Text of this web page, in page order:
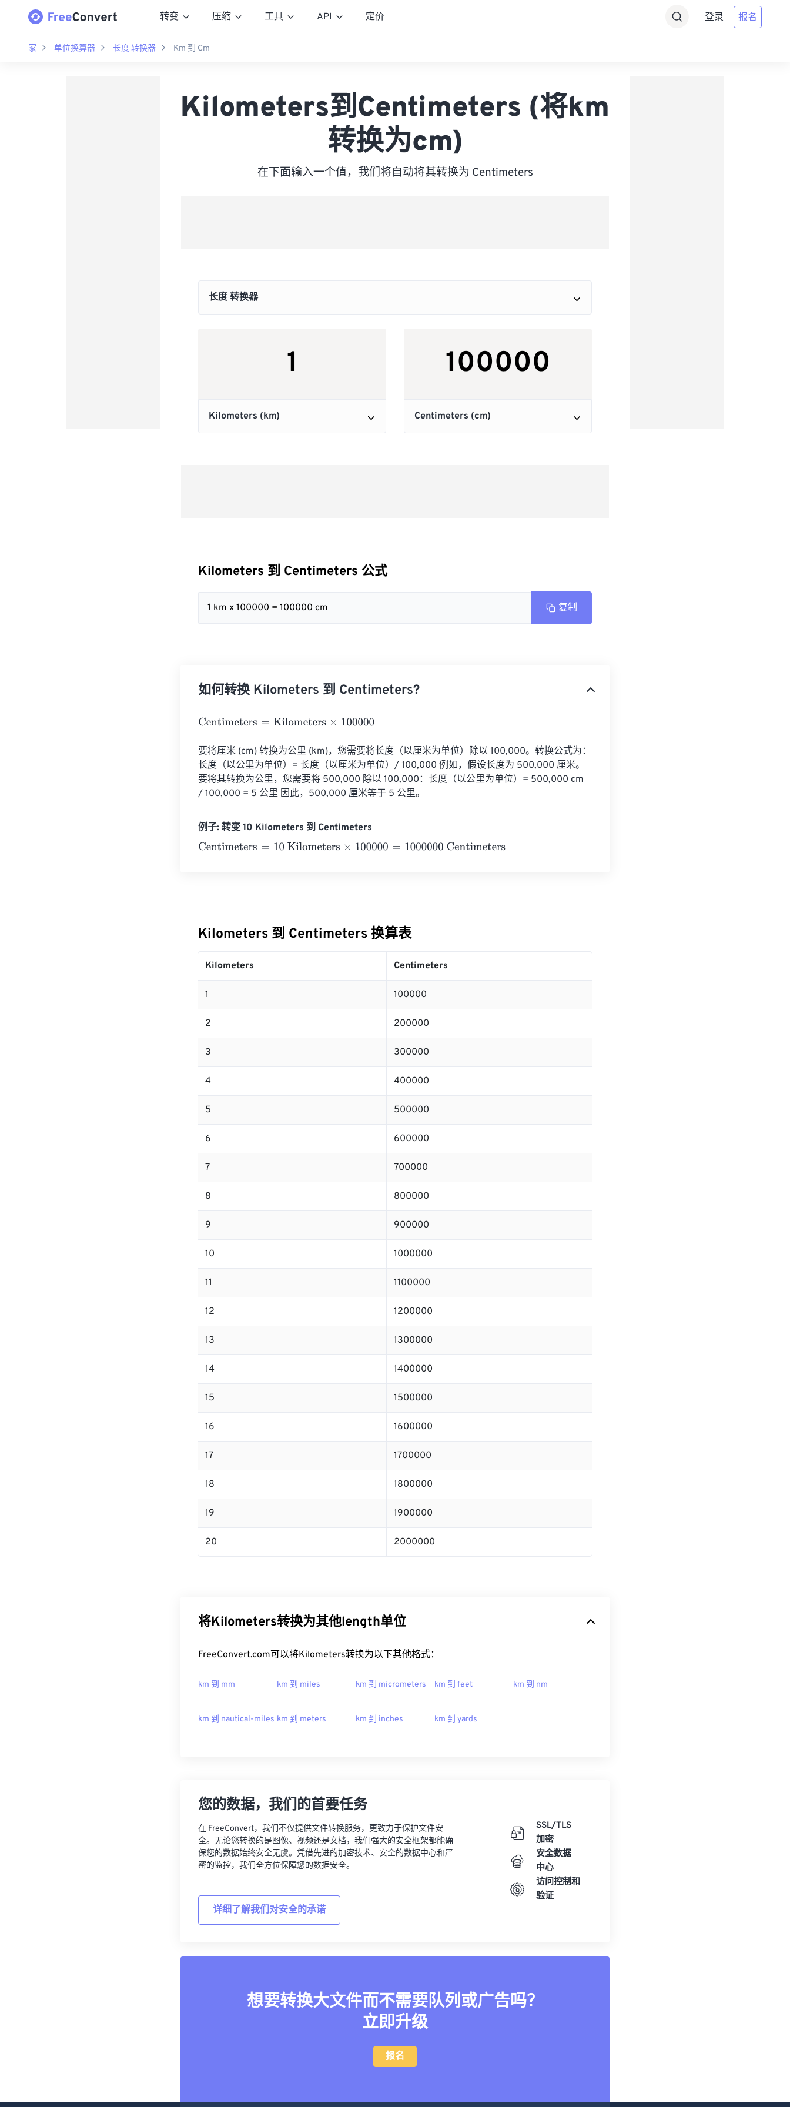
转变 压缩 工具 API 定价 登录 报名
家 单位换算器 长度 转换器 Km 到 Cm
Kilometers到Centimeters (将km
转换为cm)
在下面输入一个值，我们将自动将其转换为 Centimeters
Kilometers 到 Centimeters 公式
1 km x 100000 = 100000 cm 复制
如何转换 Kilometers 到 Centimeters?
Centimeters= Kilometers×100000
要将厘米 (cm) 转换为公里 (km)，您需要将长度（以厘米为单位）除以 100,000。转换公式为：
长度（以公里为单位）= 长度（以厘米为单位）/ 100,000 例如，假设长度为 500,000 厘米。
要将其转换为公里，您需要将 500,000 除以 100,000：长度（以公里为单位）= 500,000 cm
/ 100,000 = 5 公里 因此，500,000 厘米等于 5 公里。
例子: 转变 10 Kilometers 到 Centimeters
Centimeters= 10 Kilometers×100000 =1000000 Centimeters
Kilometers 到 Centimeters 换算表
Kilometers Centimeters
1 100000
2 200000
3 300000
4 400000
5 500000
6 600000
7 700000
8 800000
9 900000
10 1000000
11 1100000
12 1200000
13 1300000
14 1400000
15 1500000
16 1600000
17 1700000
18 1800000
19 1900000
20 2000000
将Kilometers转换为其他length单位
FreeConvert.com可以将Kilometers转换为以下其他格式：
km 到 mm km 到 miles km 到 micrometers km 到 feet km 到 nm
km 到 nautical-miles km 到 meters km 到 inches km 到 yards
您的数据，我们的首要任务
在 FreeConvert，我们不仅提供文件转换服务，更致力于保护文件安
全。无论您转换的是图像、视频还是文档，我们强大的安全框架都能确
保您的数据始终安全无虞。凭借先进的加密技术、安全的数据中心和严
密的监控，我们全方位保障您的数据安全。
详细了解我们对安全的承诺
SSL/TLS
加密
安全数据
中心
访问控制和
验证
想要转换大文件而不需要队列或广告吗？
立即升级
报名